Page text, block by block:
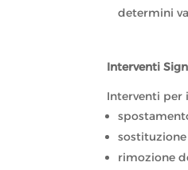
determini
Interventi
Interventi per
rimozione